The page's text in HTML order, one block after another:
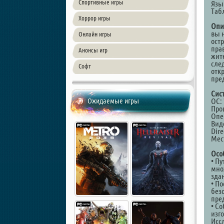
Спортивные игры
Хоррор игры
Онлайн игры
Анонсы игр
Софт
Ожидаемые игры
вы
ОС:
•
•
•